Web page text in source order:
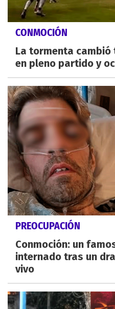
CONMOCIÓN
La tormenta cambió
en pleno partido y
PREOCUPACIÓN
Conmoción: un
internado tras un
vivo